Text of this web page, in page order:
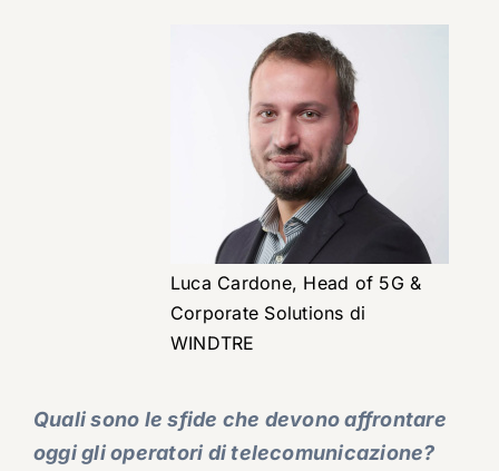
Luca Cardone, Head of 5G &
Corporate Solutions di
WINDTRE
Quali sono le sfide che devono affrontare
oggi gli operatori di telecomunicazione?